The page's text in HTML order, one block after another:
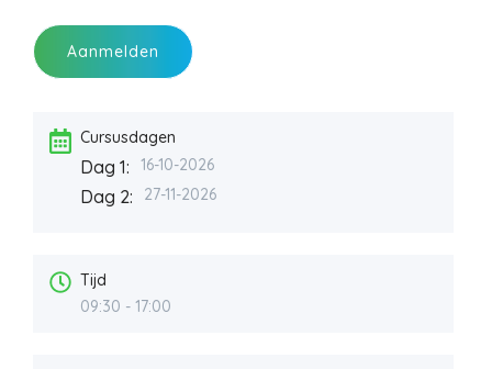
Aanmelden
Cursusdagen
Dag 1: 16-10-2026
Dag 2: 27-11-2026
Tijd
09:30 - 17:00